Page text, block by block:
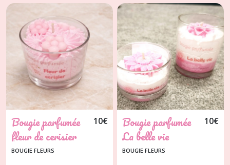
Bougie parfumée
fleur de cerisier
10€
BOUGIE FLEURS
Bougie parfumée
La belle vie
10€
BOUGIE FLEURS